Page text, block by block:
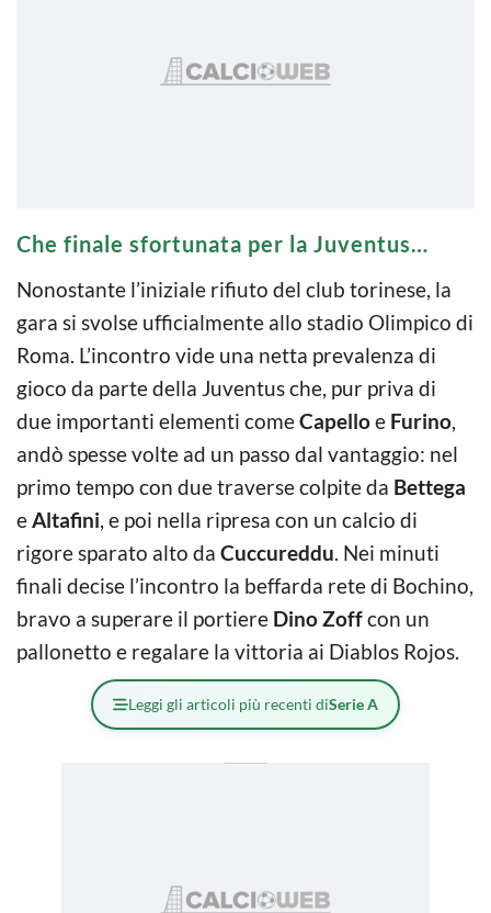
Che finale sfortunata per la Juventus…
Nonostante l’iniziale rifiuto del club torinese, la
gara si svolse ufficialmente allo stadio Olimpico di
Roma. L’incontro vide una netta prevalenza di
gioco da parte della Juventus che, pur priva di
due importanti elementi comeCapelloe Furino,
andò spesse volte ad un passo dal vantaggio: nel
primo tempo con due traverse colpite da Bettega
eAltafini, e poi nella ripresa con un calcio di
rigore sparato alto da Cuccureddu. Nei minuti
finali decise l’incontro la beffarda rete di Bochino,
bravo a superare il portiere Dino Zoffcon un
pallonetto e regalare la vittoria ai Diablos Rojos.
Leggi gli articoli più recenti diSerie A